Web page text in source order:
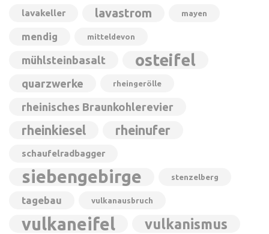
lavakeller lavastrom mayen
mendig mitteldevon
mühlsteinbasalt osteifel
quarzwerke rheingerölle
rheinisches Braunkohlerevier
rheinkiesel rheinufer
schaufelradbagger
siebengebirge stenzelberg
tagebau vulkanausbruch
vulkaneifel vulkanismus